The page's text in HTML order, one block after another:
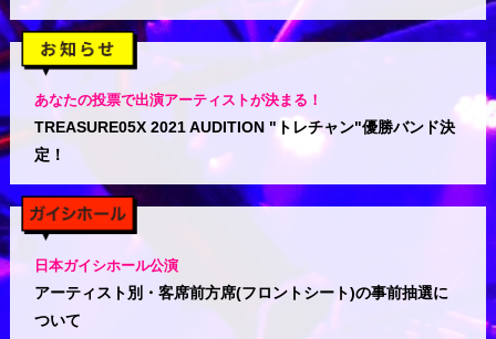
あなたの投票で出演アーティストが決まる！
TREASURE05X 2021 AUDITION "トレチャン"優勝バンド決
定！
日本ガイシホール公演
アーティスト別・客席前方席(フロントシート)の事前抽選に
ついて